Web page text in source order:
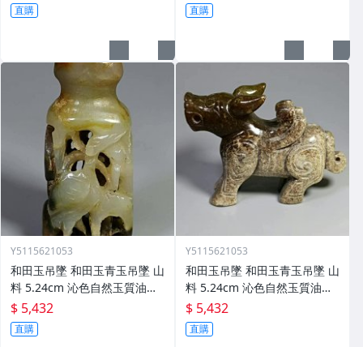
直購 直購
Y5115621053
和田玉吊墜 和田玉青玉吊墜 山
料 5.24cm 沁色自然玉質油潤
(4)
$ 5,432
直購
Y5115621053
和田玉吊墜 和田玉青玉吊墜 山
料 5.24cm 沁色自然玉質油潤
(3)
$ 5,432
直購